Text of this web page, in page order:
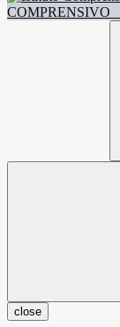
COMPRENSIVO
close